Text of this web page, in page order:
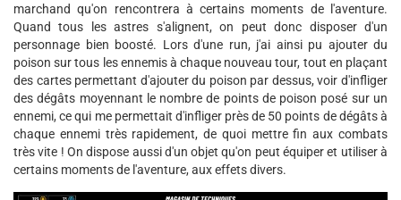
marchand qu'on rencontrera à certains moments de l'aventure.
Quand tous les astres s'alignent, on peut donc disposer d'un
personnage bien boosté. Lors d'une run, j'ai ainsi pu ajouter du
poison sur tous les ennemis à chaque nouveau tour, tout en plaçant
des cartes permettant d'ajouter du poison par dessus, voir d'infliger
des dégâts moyennant le nombre de points de poison posé sur un
ennemi, ce qui me permettait d'infliger près de 50 points de dégâts à
chaque ennemi très rapidement, de quoi mettre fin aux combats
très vite ! On dispose aussi d'un objet qu'on peut équiper et utiliser à
certains moments de l'aventure, aux effets divers.